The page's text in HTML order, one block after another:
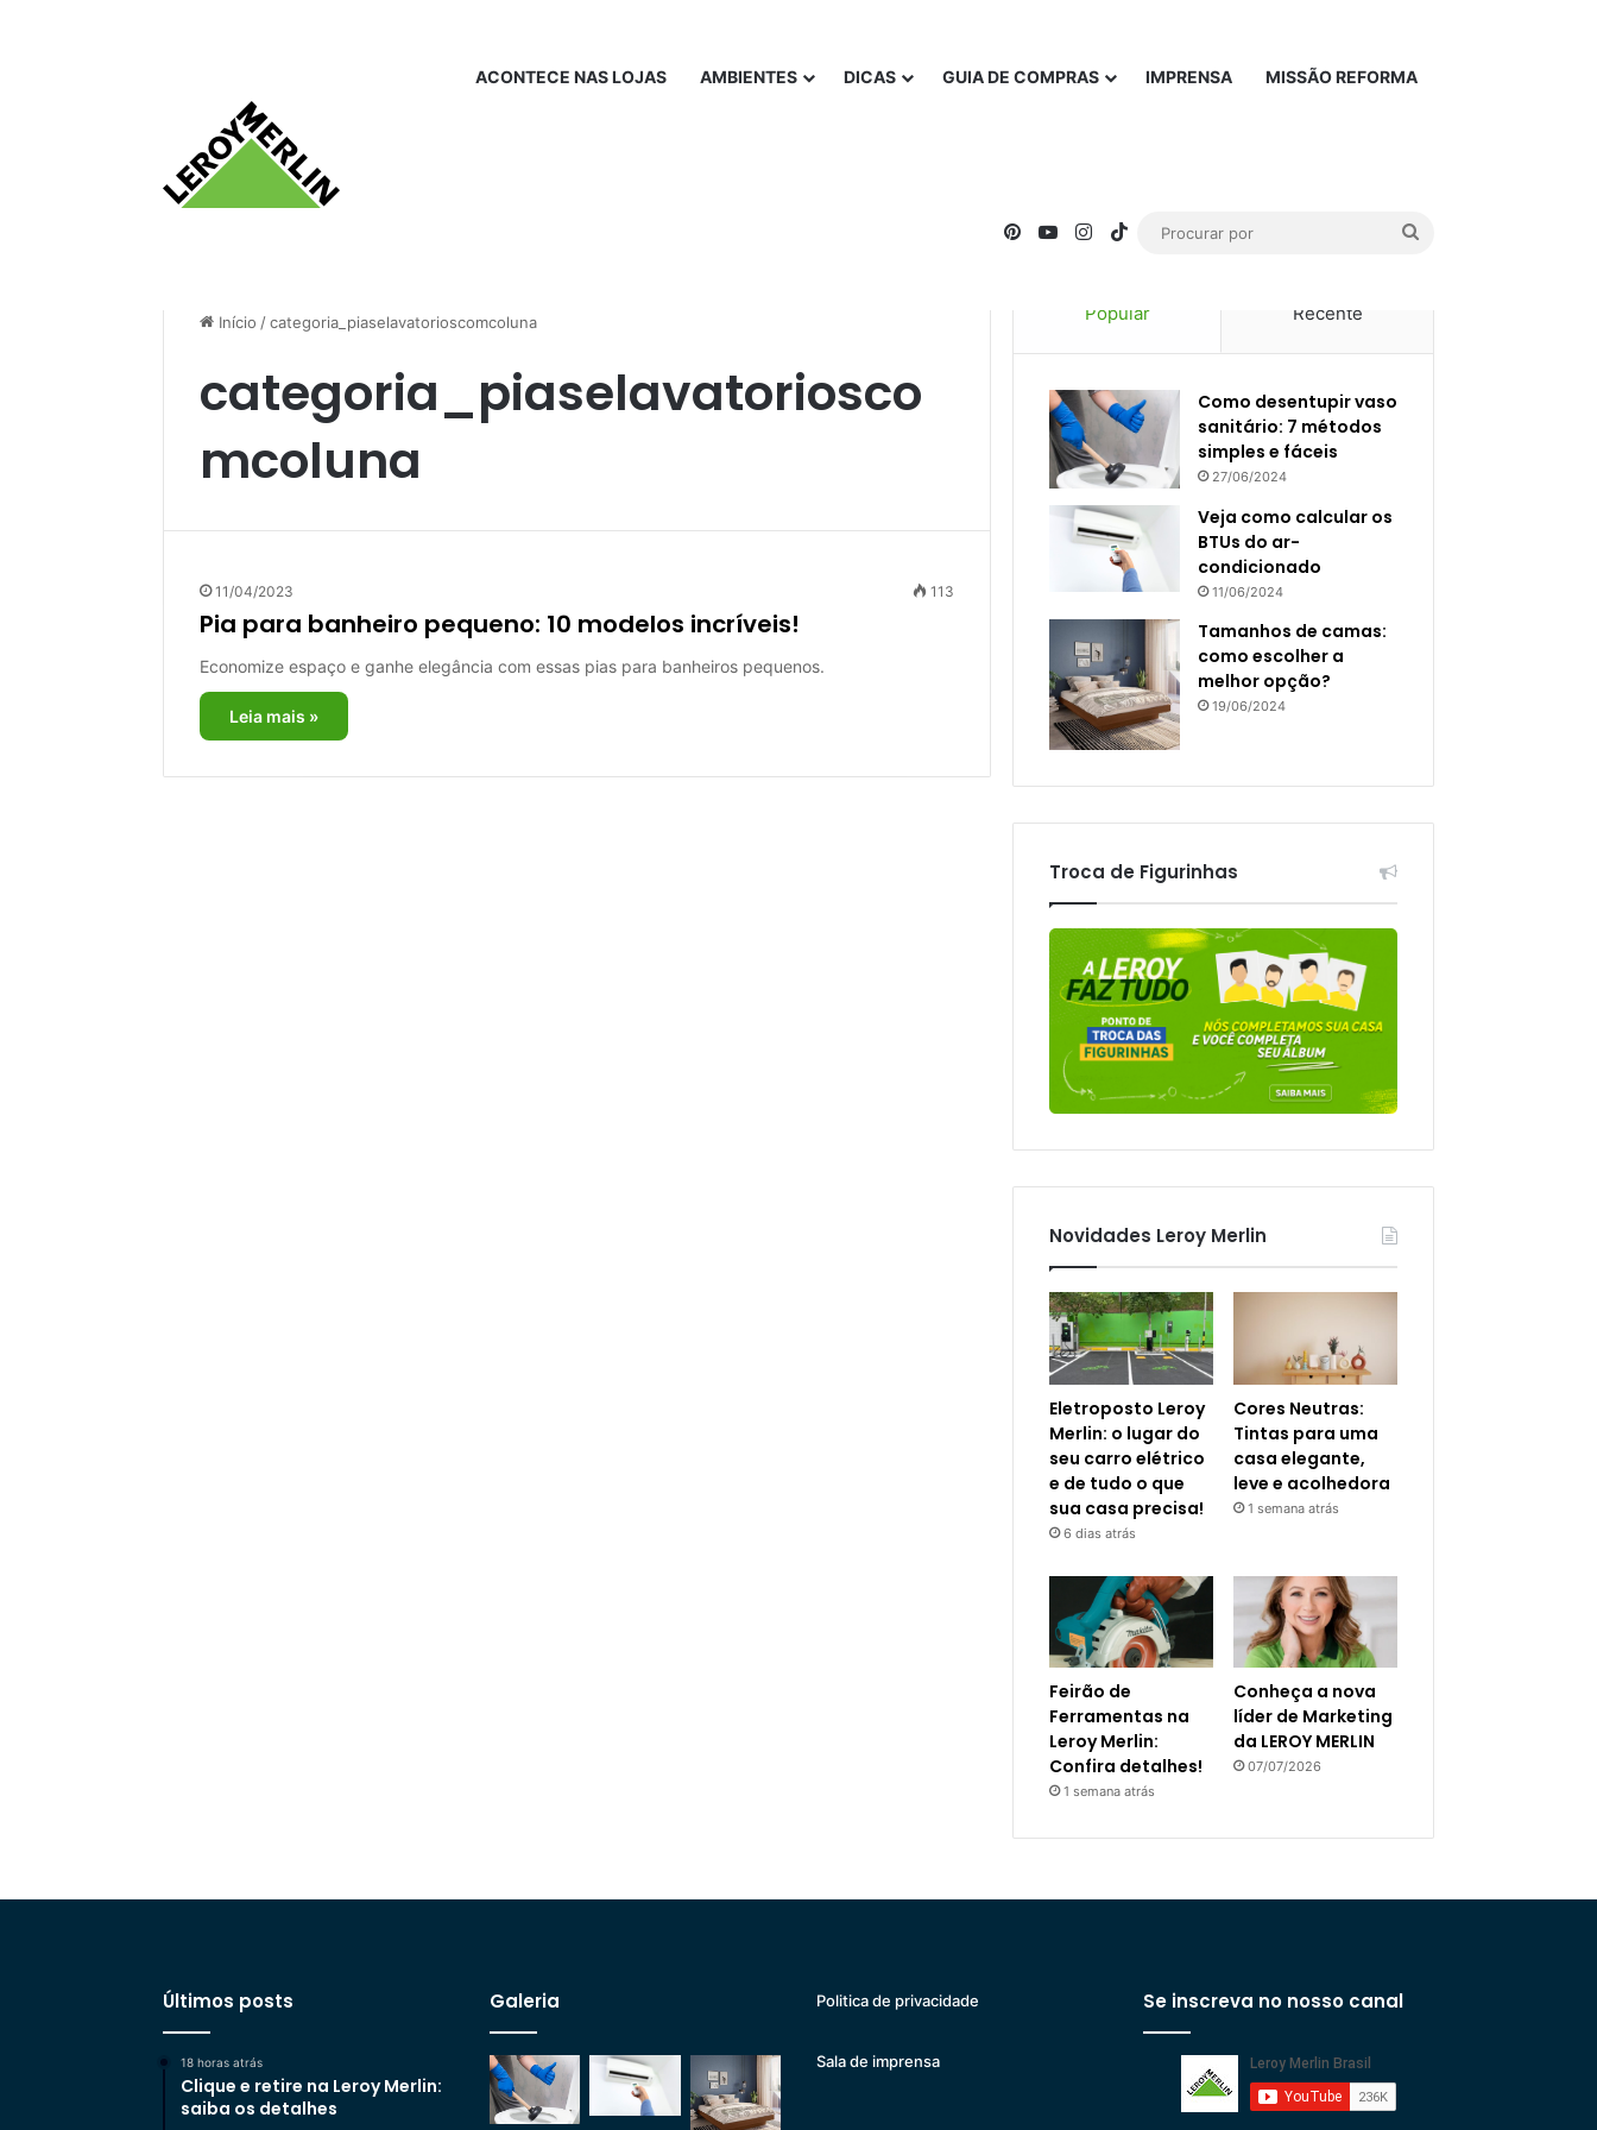
ACONTECE NAS LOJAS AMBIENTES DICAS GUIA DE COMPRAS IMPRENSA MISSÃO REFORMA
PinterestYouTubeInstagram
TikTok
Início /categoria_piaselavatorioscomcoluna
categoria_piaselavatoriosco
mcoluna
11/04/2023 113
Pia para banheiro pequeno: 10 modelos incríveis!
Economize espaço e ganhe elegância com essas pias para banheiros pequenos.
Leia mais »
Popular Recente
Como desentupir vaso
sanitário: 7 métodos
simples e fáceis
27/06/2024
Veja como calcular os
BTUs do ar-
condicionado
11/06/2024
Tamanhos de camas:
como escolher a
melhor opção?
19/06/2024
Troca de Figurinhas
Novidades Leroy Merlin
Eletroposto Leroy
Merlin: o lugar do
seu carro elétrico
e de tudo o que
sua casa precisa!
6 dias atrás
Cores Neutras:
Tintas para uma
casa elegante,
leve e acolhedora
1 semana atrás
Feirão de
Ferramentas na
Leroy Merlin:
Confira detalhes!
1 semana atrás
Conheça a nova
líder de Marketing
da LEROY MERLIN
07/07/2026
Últimos posts
18 horas atrás
Clique e retire na Leroy Merlin:
saiba os detalhes
Galeria Politica de privacidade
Sala de imprensa
Se inscreva no nosso canal